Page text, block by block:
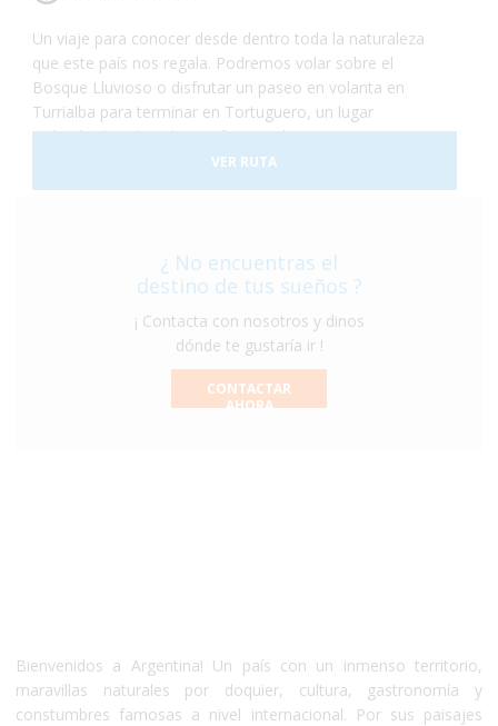
Un viaje para conocer desde dentro toda la naturaleza
que este país nos regala. Podremos volar sobre el
Bosque Lluvioso o disfrutar un paseo en volanta en
Turrialba para terminar en Tortuguero, un lugar
rodeado de selva, de una flora exuberante y una gran
cantidad de animales como monos, perezosos, tapires,
entre otros. Terminaremos nuestro viaje disfrutando
VER RUTA
¿ No encuentras el
destino de tus sueños ?
¡ Contacta con nosotros y dinos
dónde te gustaría ir !
CONTACTAR
AHORA
Bienvenidos a Argentina! Un país con un inmenso territorio,
maravillas naturales por doquier, cultura, gastronomía y
constumbres famosas a nivel internacional. Por sus paisajes